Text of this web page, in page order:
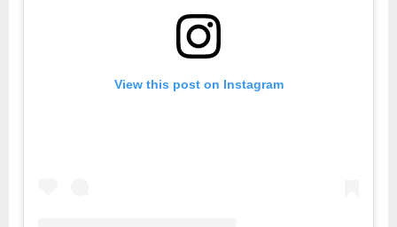
View this post on Instagram